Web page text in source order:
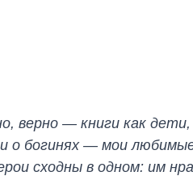
верно — книги как
о богинях — мои
сходны в одном: им